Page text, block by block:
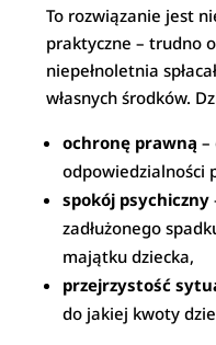
To rozwiązanie jest
praktyczne – trudno
niepełnoletnia
własnych środków.
ochronę prawną –
odpowiedzialności
spokój psychiczny
zadłużonego
majątku dziecka,
przejrzystość
do jakiej kwoty